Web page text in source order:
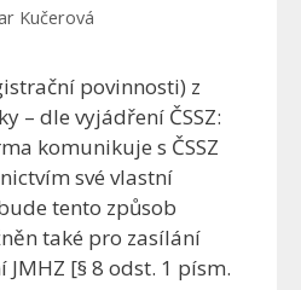
Kučerová
povinnosti) z
– dle vyjádření ČSSZ:
komunikuje s ČSSZ
své vlastní
tento způsob
také pro zasílání
[§ 8 odst. 1 písm.